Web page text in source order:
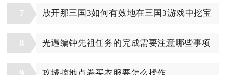
7 放开那三国3如何有效地在三国3游戏中挖宝
8 光遇编钟先祖任务的完成需要注意哪些事项
攻城掠地点卷买衣服要怎么操作